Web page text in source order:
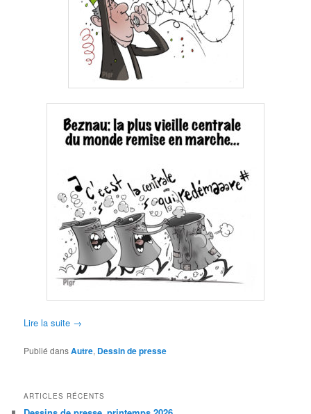
Lire la suite →
Publié dansAutre, Dessin de presse
ARTICLES RÉCENTS